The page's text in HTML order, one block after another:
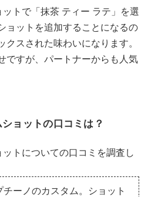
トで「抹茶 ティー ラテ」を選
ョットを追加することになるの
スされた味わいになります。
ですが、パートナーからも人気
ョットの口コミは？
トについての口コミを調査し
ーノのカスタム。ショット